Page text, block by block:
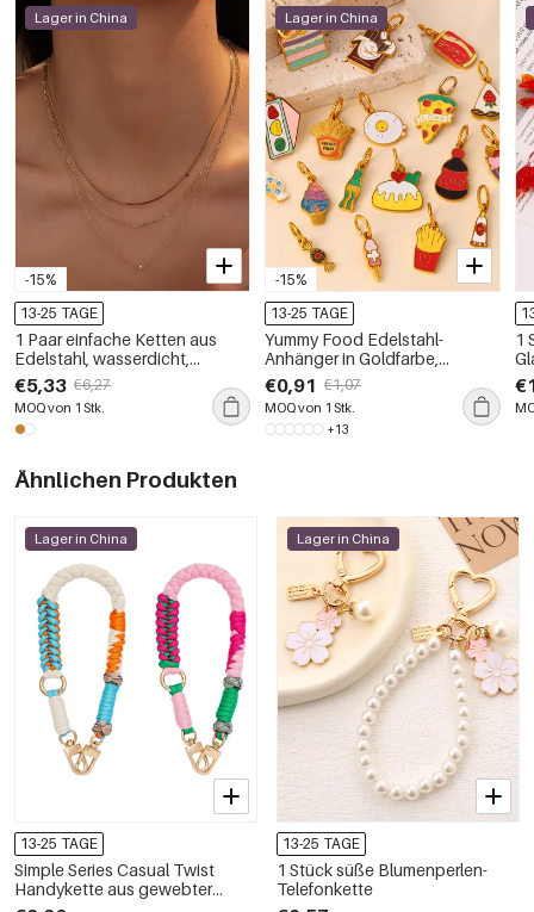
-15%
Lager in China
13-25 TAGE
1 Paar einfache Ketten aus
Edelstahl, wasserdicht,
goldfarben, Damen-
Mehrlagenhalsketten
€5,33 €6,27
MOQ von 1 Stk.
-15%
Lager in China
13-25 TAGE
Yummy Food Edelstahl-
Anhänger in Goldfarbe,
wasserfest und
anlaufgeschützt
€0,91 €1,07
MOQ von 1 Stk.
+13
1
Ähnlichen Produkten
Lager in China
13-25 TAGE
Simple Series Casual Twist
Handykette aus gewebter
Lager in China
13-25 TAGE
1 Stück süße Blumenperlen-
Telefonkette